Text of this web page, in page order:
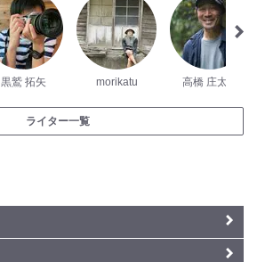
黒鷲 拓矢 morikatu 高橋 庄太郎
ライター一覧